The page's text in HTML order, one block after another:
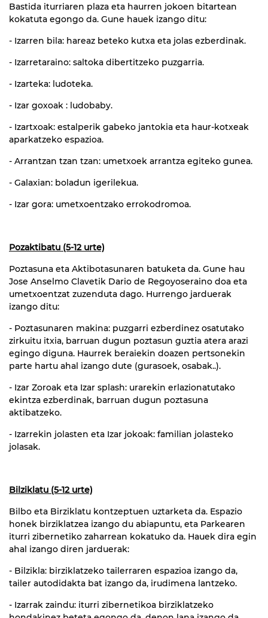
Bastida iturriaren plaza eta haurren jokoen bitartean
kokatuta egongo da. Gune hauek izango ditu:
- Izarren bila: hareaz beteko kutxa eta jolas ezberdinak.
- Izarretaraino: saltoka dibertitzeko puzgarria.
- Izarteka: ludoteka.
- Izar goxoak : ludobaby.
- Izartxoak: estalperik gabeko jantokia eta haur-kotxeak
aparkatzeko espazioa.
- Arrantzan tzan tzan: umetxoek arrantza egiteko gunea.
- Galaxian: boladun igerilekua.
- Izar gora: umetxoentzako errokodromoa.
Pozaktibatu (5-12 urte)
Poztasuna eta Aktibotasunaren batuketa da. Gune hau
Jose Anselmo Clavetik Dario de Regoyoseraino doa eta
umetxoentzat zuzenduta dago. Hurrengo jarduerak
izango ditu:
- Poztasunaren makina: puzgarri ezberdinez osatutako
zirkuitu itxia, barruan dugun poztasun guztia atera arazi
egingo diguna. Haurrek beraiekin doazen pertsonekin
parte hartu ahal izango dute (gurasoek, osabak..).
- Izar Zoroak eta Izar splash: urarekin erlazionatutako
ekintza ezberdinak, barruan dugun poztasuna
aktibatzeko.
- Izarrekin jolasten eta Izar jokoak: familian jolasteko
jolasak.
Bilziklatu (5-12 urte)
Bilbo eta Birziklatu kontzeptuen uztarketa da. Espazio
honek birziklatzea izango du abiapuntu, eta Parkearen
iturri zibernetiko zaharrean kokatuko da. Hauek dira egin
ahal izango diren jarduerak:
- Bilzikla: birziklatzeko tailerraren espazioa izango da,
tailer autodidakta bat izango da, irudimena lantzeko.
- Izarrak zaindu: iturri zibernetikoa birziklatzeko